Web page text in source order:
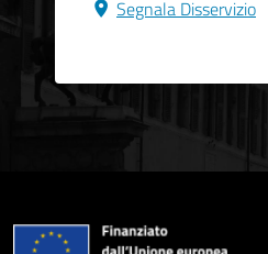
Segnala Disservizio